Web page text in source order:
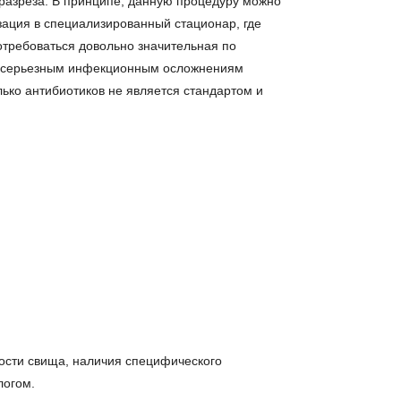
в специализированный стационар, где
довольно значительная по
серьезным инфекционным осложнениям
антибиотиков не является стандартом и
свища, наличия специфического